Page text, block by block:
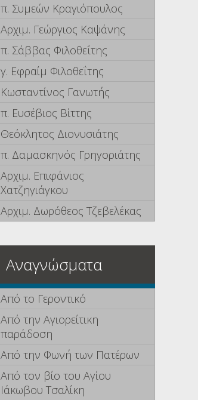
π. Συμεών Κραγιόπουλος
Αρχιμ. Γεώργιος Καψάνης
π. Σάββας Φιλοθεΐτης
γ. Εφραίμ Φιλοθεΐτης
Κωσταντίνος Γανωτής
π. Ευσέβιος Βίττης
Θεόκλητος Διονυσιάτης
π. Δαμασκηνός Γρηγοριάτης
Αρχιμ. Επιφάνιος
Χατζηγιάγκου
Αρχιμ. Δωρόθεος Τζεβελέκας
Αναγνώσματα
Από το Γεροντικό
Από την Αγιορείτικη
παράδοση
Από την Φωνή των Πατέρων
Από τον βίο του Αγίου
Ιάκωβου Τσαλίκη